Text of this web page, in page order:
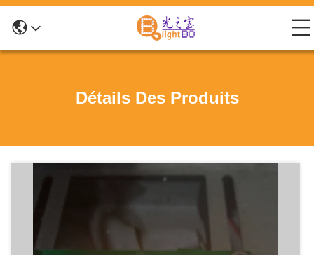
Détails Des Produits